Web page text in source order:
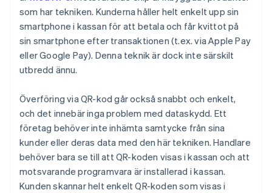
som har tekniken. Kunderna håller helt enkelt upp sin
smartphone i kassan för att betala och får kvittot på
sin smartphone efter transaktionen (t.ex. via Apple Pay
eller Google Pay). Denna teknik är dock inte särskilt
utbredd ännu.
Överföring via QR-kod går också snabbt och enkelt,
och det innebär inga problem med dataskydd. Ett
företag behöver inte inhämta samtycke från sina
kunder eller deras data med den här tekniken. Handlare
behöver bara se till att QR-koden visas i kassan och att
motsvarande programvara är installerad i kassan.
Kunden skannar helt enkelt QR-koden som visas i